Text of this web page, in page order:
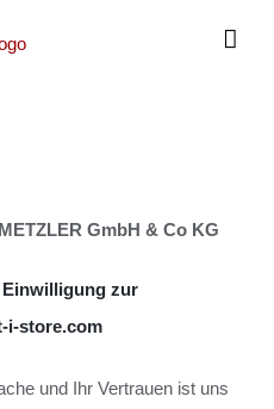
GmbH & Co KG
zur
i-store.com
und Ihr Vertrauen ist uns